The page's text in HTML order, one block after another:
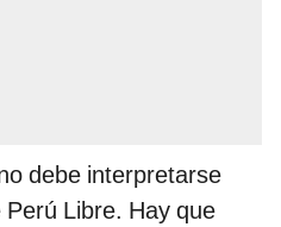
debe interpretarse
Perú Libre. Hay que